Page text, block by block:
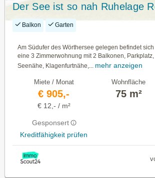
Der See ist so nah Ruhelage
Balkon Garten
Am Südufer des Wörthersee gelegen befindet
eine 3 Zimmerwohnung mit 2 Balkonen, Parkplatz,
Seenähe, Klagenfurtnähe,...
mehr anzeigen
Miete / Monat
€ 905,-
€ 12,- / m²
Gesponsert
Kreditfähigkeit prüfen
Wohnfläche
75 m²